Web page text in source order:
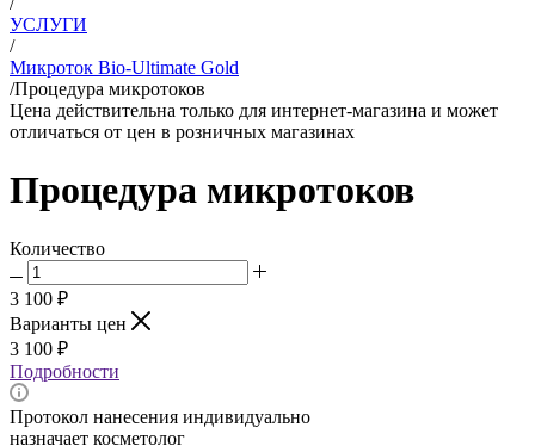
УСЛУГИ
/
Микроток Bio-Ultimate Gold
/Процедура микротоков
Цена действительна только для интернет-магазина и может
отличаться от цен в розничных магазинах
Процедура микротоков
Количество
3 100 ₽
Варианты цен
3 100 ₽
Подробности
Протокол нанесения индивидуально
назначает косметолог